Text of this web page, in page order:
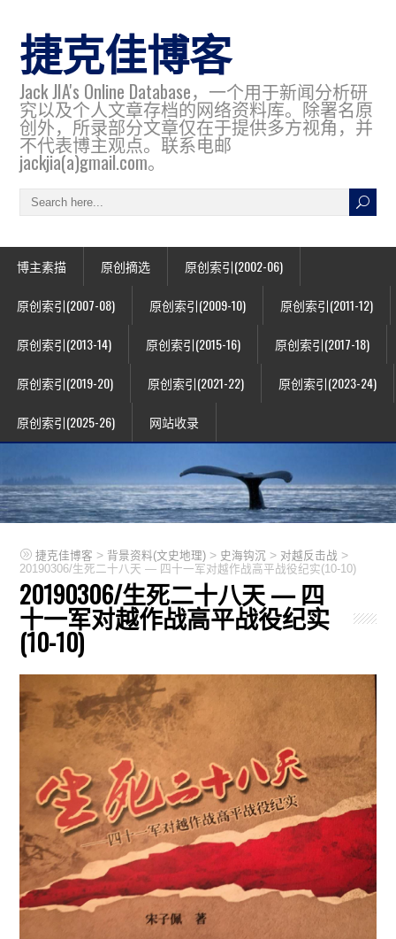
捷克佳博客
Jack JIA's Online Database，一个用于新闻分析研
究以及个人文章存档的网络资料库。除署名原
创外，所录部分文章仅在于提供多方视角，并
不代表博主观点。联系电邮
jackjia(a)gmail.com。
博主素描 原创摘选 原创索引(2002-06)
原创索引(2007-08) 原创索引(2009-10) 原创索引(2011-12)
原创索引(2013-14) 原创索引(2015-16) 原创索引(2017-18)
原创索引(2019-20) 原创索引(2021-22) 原创索引(2023-24)
原创索引(2025-26) 网站收录
捷克佳博客 > 背景资料(文史地理) > 史海钩沉 > 对越反击战 >
20190306/生死二十八天 — 四十一军对越作战高平战役纪实(10-10)
20190306/生死二十八天 — 四
十一军对越作战高平战役纪实
(10-10)